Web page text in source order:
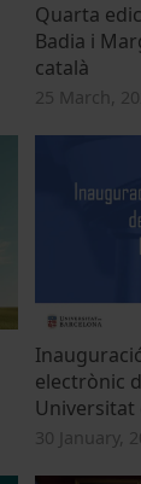
Quarta
Badia i
català
25 March,
electrònic
Universitat
30 January,